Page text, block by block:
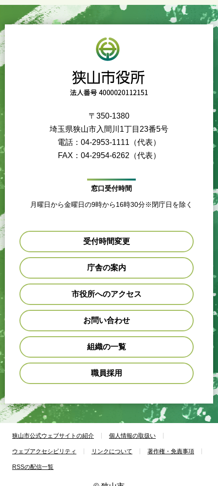
〒350-1380
埼玉県狭山市入間川1丁目23番5号
電話：04-2953-1111（代表）
FAX：04-2954-6262（代表）
窓口受付時間
月曜日から金曜日の9時から16時30分※閉庁日を除く
受付時間変更
庁舎の案内
市役所へのアクセス
お問い合わせ
組織の一覧
職員採用
狭山市公式ウェブサイトの紹介 個人情報の取扱い
ウェブアクセシビリティ リンクについて 著作権・免責事項
RSSの配信一覧